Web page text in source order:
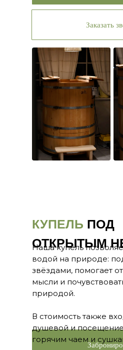
Заказать
КУПЕЛЬ ПОД
ОТКРЫТЫМ
Наша купель
водой на природе:
звёздами, помогает
мысли и
природой.
В стоимость также
душевой и
горячим чаем и